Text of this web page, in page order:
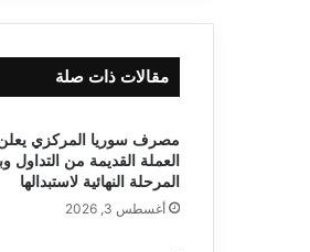
مقالات ذات صلة
مصرف سوريا المركزي
العملة القديمة من التداول
المرحلة النهائية لاستبدالها
أغسطس 3, 2026